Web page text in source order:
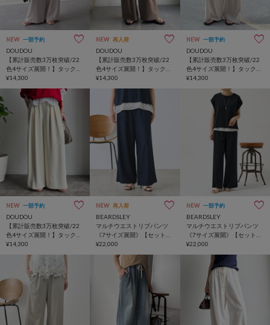
NEW 一部予約
DOUDOU
【累計販売数3万枚突破/22
色4サイズ展開！】タックワ
イドパンツ
¥14,300
NEW 再入荷
DOUDOU
【累計販売数3万枚突破/22
色4サイズ展開！】タックワ
イドパンツ
¥14,300
NEW 一部予約
DOUDOU
【累計販売数3万枚突破/22
色4サイズ展開！】タックワ
イドパンツ
¥14,300
NEW 一部予約
DOUDOU
【累計販売数3万枚突破/22
色4サイズ展開！】タックワ
イドパンツ
¥14,300
NEW 再入荷
BEARDSLEY
マルチウエストリブパンツ
《7サイズ展開》【セットア
ップ】
¥22,000
NEW 一部予約
BEARDSLEY
マルチウエストリブパンツ
《7サイズ展開》【セットア
ップ】
¥22,000